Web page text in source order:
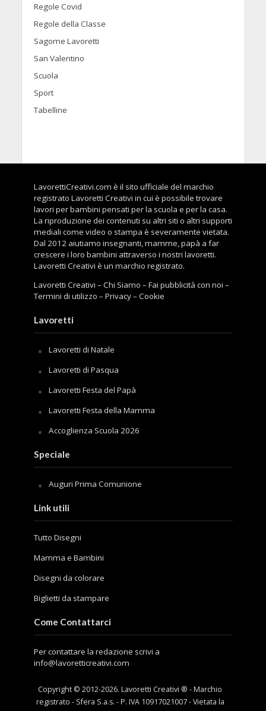
Regole Covid
Regole della Classe
Sagome Lavoretti
San Valentino
Scuola
Sport
Tabelline
LavorettiCreativi.com è il sito ufficiale del marchio
registrato Lavoretti Creativi in cui è possibile trovare
lavori per bambini pensati per la scuola e per la casa.
La riproduzione dei contenuti su altri siti o altri supporti
mediali come video o stampa è severamente vietata.
Dal 2012 aiutiamo insegnanti, mamme, papà a far
crescere i loro bambini attraverso i nostri lavoretti.
Lavoretti Creativi è un marchio registrato.
Lavoretti Creativi –Chi Siamo –Fai pubblicità con noi –
Termini di utilizzo –Privacy–Cookie
Lavoretti
Lavoretti di Natale
Lavoretti di Pasqua
Lavoretti Festa del Papà
Lavoretti Festa della Mamma
Accoglienza Scuola 2026
Speciale
Auguri Prima Comunione
Link utili
Tutto Disegni
Mamma e Bambini
Disegni da colorare
Biglietti da stampare
Come Contattarci
Per contattare la redazione scrivi a
info@lavoretticreativi.com
Copyright © 2012-2026. Lavoretti Creativi ® - Marchio
registrato - Sfera S.a.s. - P. IVA 10917021007 - Vietata la